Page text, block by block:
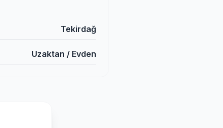
Tekirdağ
Uzaktan / Evden